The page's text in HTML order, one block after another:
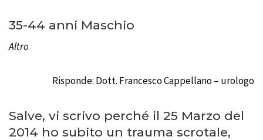
35-44 anni Maschio
Altro
Risponde: Dott. Francesco Cappellano – urologo
Salve, vi scrivo perché il 25 Marzo del
2014 ho subito un trauma scrotale,